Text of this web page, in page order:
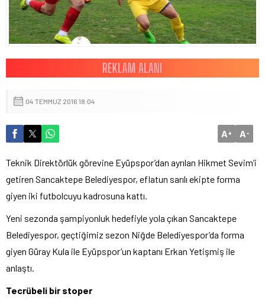
04 TEMMUZ 2016 18:04
A+ A-
Teknik Direktörlük görevine Eyüpspor’dan ayrılan Hikmet Sevim’i
getiren Sancaktepe Belediyespor, eflatun sarılı ekipte forma
giyen iki futbolcuyu kadrosuna kattı.
Yeni sezonda şampiyonluk hedefiyle yola çıkan Sancaktepe
Belediyespor, geçtiğimiz sezon Niğde Belediyespor’da forma
giyen Güray Kula ile Eyüpspor’un kaptanı Erkan Yetişmiş ile
anlaştı.
Tecrübeli bir stoper